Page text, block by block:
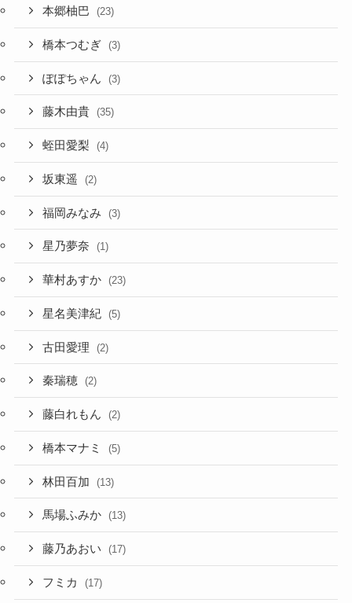
本郷柚巴 (23)
橋本つむぎ (3)
ぽぽちゃん (3)
藤木由貴 (35)
蛭田愛梨 (4)
坂東遥 (2)
福岡みなみ (3)
星乃夢奈 (1)
華村あすか (23)
星名美津紀 (5)
古田愛理 (2)
秦瑞穂 (2)
藤白れもん (2)
橋本マナミ (5)
林田百加 (13)
馬場ふみか (13)
藤乃あおい (17)
フミカ (17)